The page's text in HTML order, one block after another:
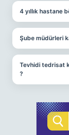
4 yıllık hastane
Şube müdürleri
Tevhidi tedrisat
?